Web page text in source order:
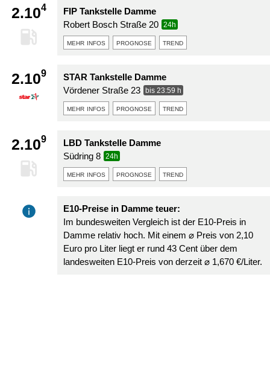
2.104
FIP Tankstelle Damme
Robert Bosch Straße 20
24h
mehr infos prognose trend
2.109
STAR Tankstelle Damme
Vördener Straße 23
bis 23:59 h
mehr infos prognose trend
2.109
LBD Tankstelle Damme
Südring 8
24h
mehr infos prognose trend
E10-Preise in Damme teuer:
Im bundesweiten Vergleich ist der E10-Preis in
Damme relativ hoch. Mit einem ⌀ Preis von 2,10
Euro pro Liter liegt er rund 43 Cent über dem
landesweiten E10-Preis von derzeit ⌀ 1,670 €/Liter.